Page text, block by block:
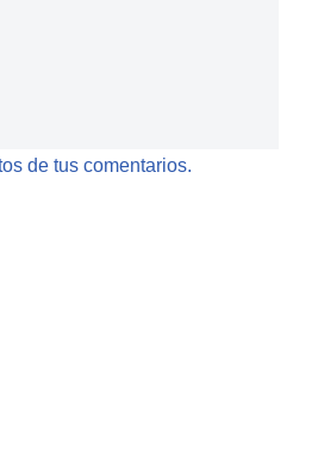
de tus comentarios.